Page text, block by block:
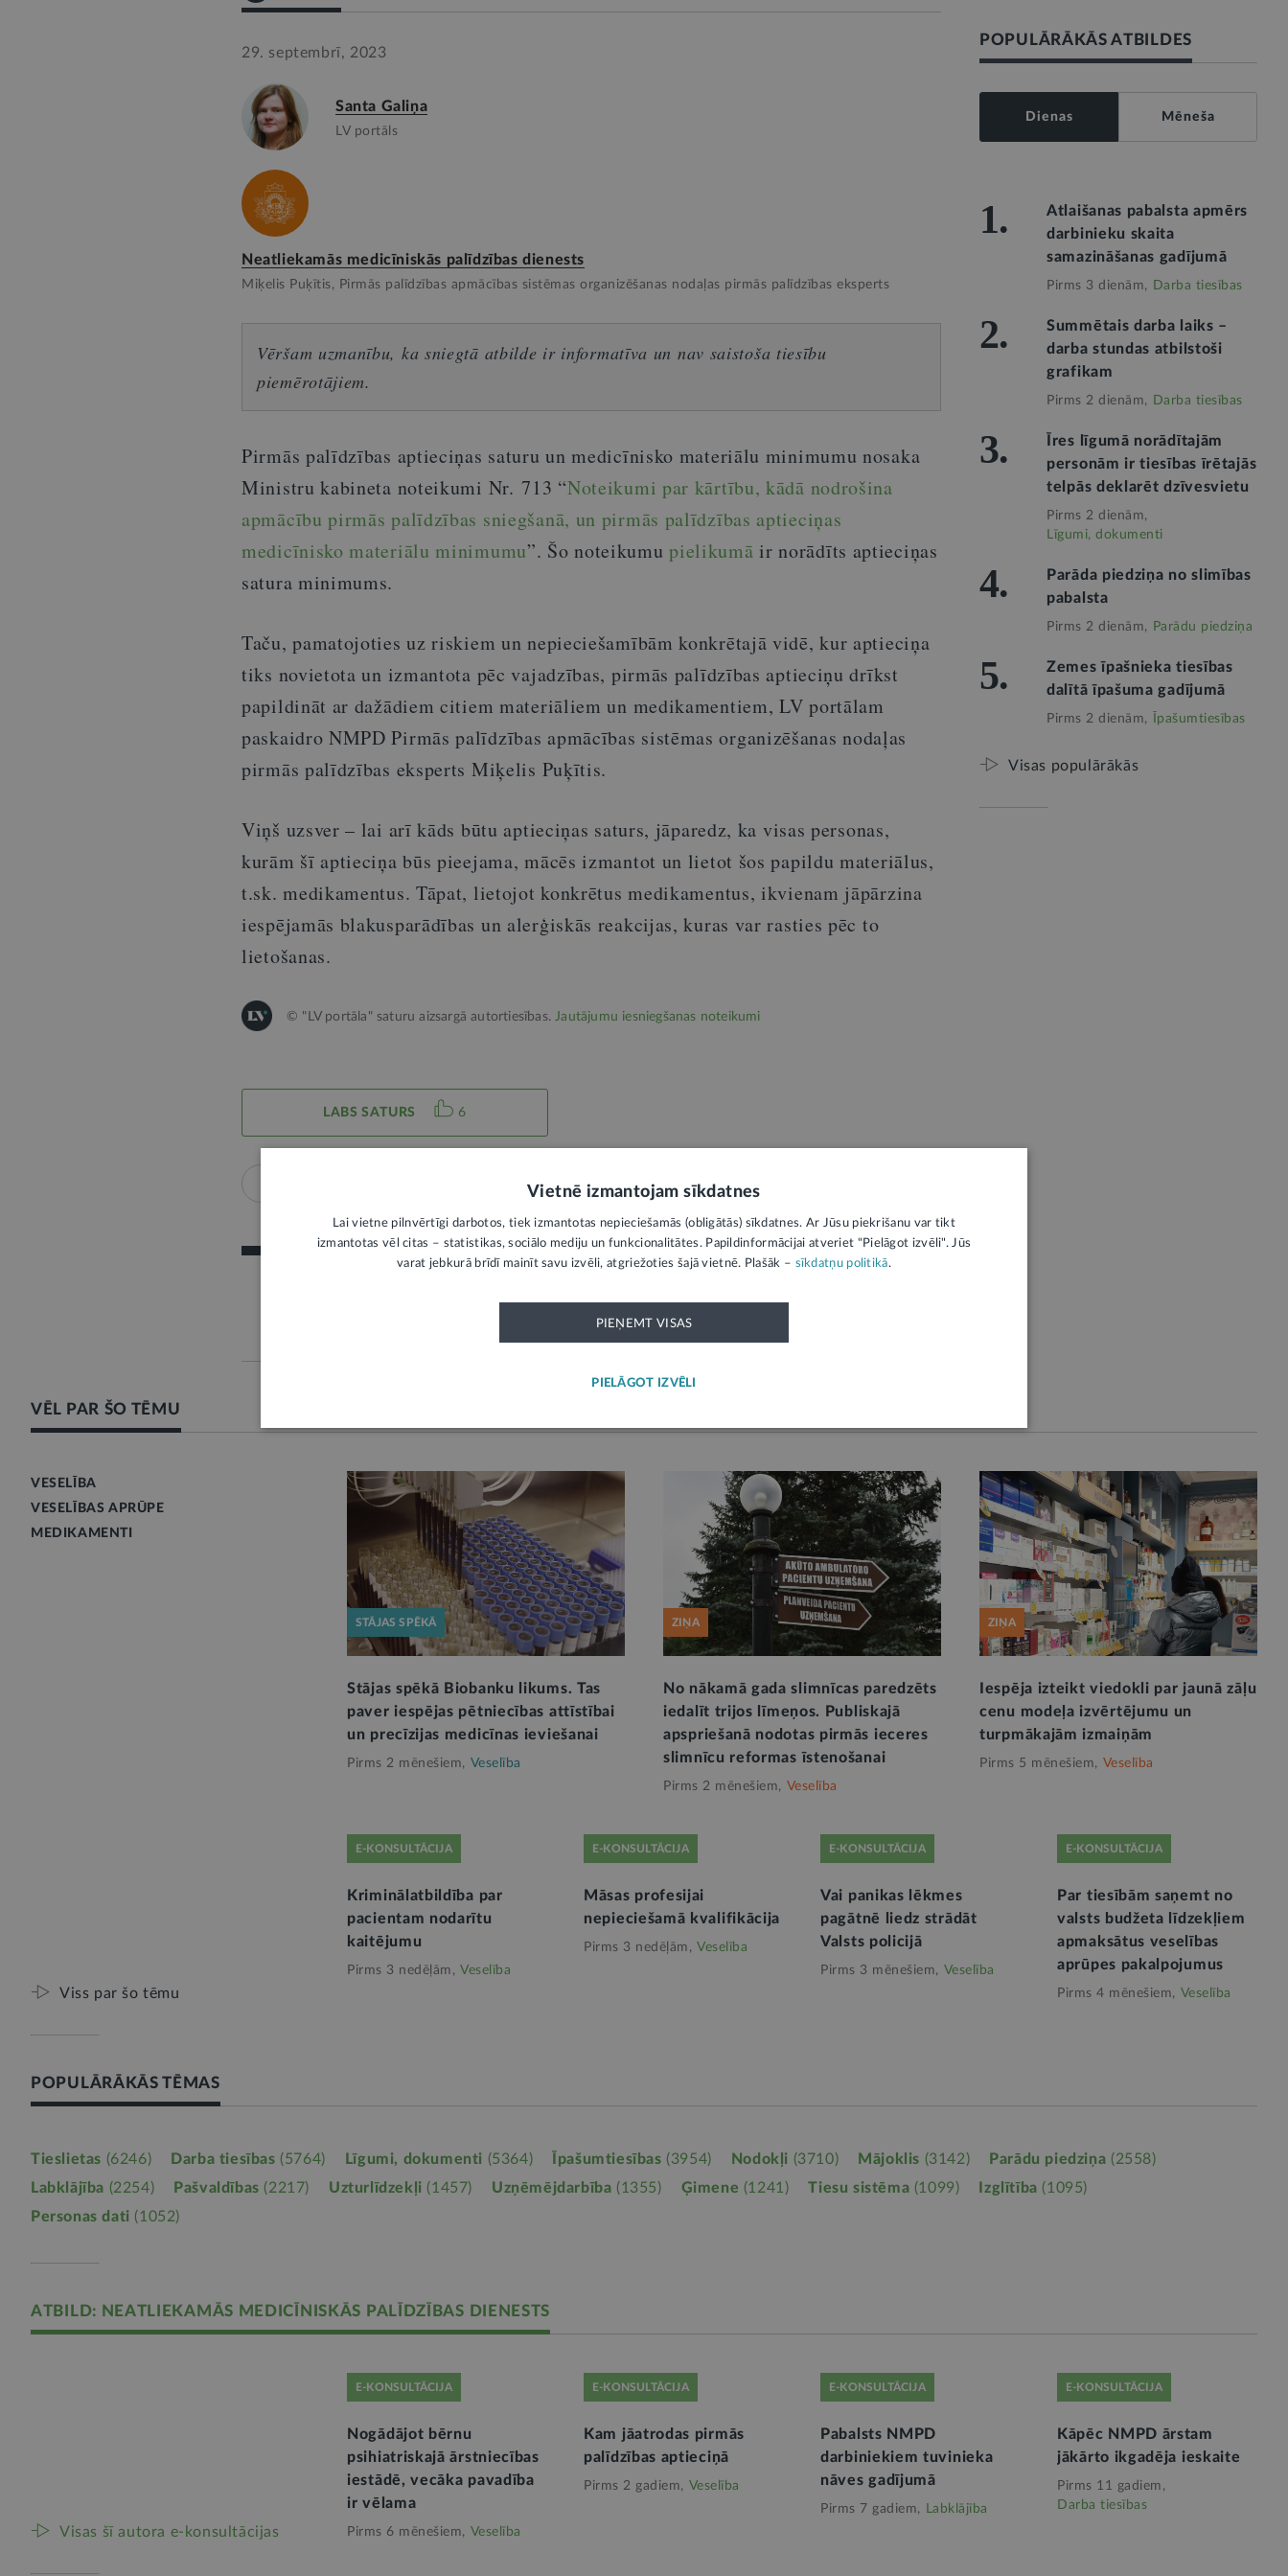
29. septembrī, 2023
Santa Galiņa
LV portāls
Neatliekamās medicīniskās palīdzības dienests
Miķelis Puķītis, Pirmās palīdzības apmācības sistēmas organizēšanas nodaļas pirmās palīdzības eksperts
Vēršam uzmanību, ka sniegtā atbilde ir informatīva un nav saistoša tiesību
piemērotājiem.
Pirmās palīdzības aptieciņas saturu un medicīnisko materiālu minimumu nosaka
Ministru kabineta noteikumi Nr. 713 “Noteikumi par kārtību, kādā nodrošina
apmācību pirmās palīdzības sniegšanā, un pirmās palīdzības aptieciņas
medicīnisko materiālu minimumu”. Šo noteikumupielikumā ir norādīts aptieciņas
satura minimums.
Taču, pamatojoties uz riskiem un nepieciešamībām konkrētajā vidē, kur aptieciņa
tiks novietota un izmantota pēc vajadzības, pirmās palīdzības aptieciņu drīkst
papildināt ar dažādiem citiem materiāliem un medikamentiem, LV portālam
paskaidro NMPD Pirmās palīdzības apmācības sistēmas organizēšanas nodaļas
pirmās palīdzības eksperts Miķelis Puķītis.
Viņš uzsver – lai arī kāds būtu aptieciņas saturs, jāparedz, ka visas personas,
kurām šī aptieciņa būs pieejama, mācēs izmantot un lietot šos papildu materiālus,
t.sk. medikamentus. Tāpat, lietojot konkrētus medikamentus, ikvienam jāpārzina
iespējamās blakusparādības un alerģiskās reakcijas, kuras var rasties pēc to
lietošanas.
© "LV portāla" saturu aizsargā autortiesības.Jautājumu iesniegšanas noteikumi
LABS SATURS 6
Medikamenti
POPULĀRĀKĀS ATBILDES
Dienas Mēneša
1.
Atlaišanas pabalsta apmērs
darbinieku skaita
samazināšanas gadījumā
Pirms 3 dienām, Darba tiesības
2.
Summētais darba laiks –
darba stundas atbilstoši
grafikam
Pirms 2 dienām, Darba tiesības
3.
Īres līgumā norādītajām
personām ir tiesības īrētajās
telpās deklarēt dzīvesvietu
Pirms 2 dienām,
Līgumi, dokumenti
4.
Parāda piedziņa no slimības
pabalsta
Pirms 2 dienām, Parādu piedziņa
5.
Zemes īpašnieka tiesības
dalītā īpašuma gadījumā
Pirms 2 dienām, Īpašumtiesības
Visas populārākās
VĒL PAR ŠO TĒMU
VESELĪBA
VESELĪBAS APRŪPE
MEDIKAMENTI
STĀJAS SPĒKĀ
Stājas spēkā Biobanku likums. Tas
paver iespējas pētniecības attīstībai
un precīzijas medicīnas ieviešanai
Pirms 2 mēnešiem, Veselība
ZIŅA
No nākamā gada slimnīcas paredzēts
iedalīt trijos līmeņos. Publiskajā
apspriešanā nodotas pirmās ieceres
slimnīcu reformas īstenošanai
Pirms 2 mēnešiem, Veselība
ZIŅA
Iespēja izteikt viedokli par jaunā zāļu
cenu modeļa izvērtējumu un
turpmākajām izmaiņām
Pirms 5 mēnešiem, Veselība
E-KONSULTĀCIJA
Kriminālatbildība par
pacientam nodarītu
kaitējumu
Pirms 3 nedēļām, Veselība
E-KONSULTĀCIJA
Māsas profesijai
nepieciešamā kvalifikācija
Pirms 3 nedēļām, Veselība
E-KONSULTĀCIJA
Vai panikas lēkmes
pagātnē liedz strādāt
Valsts policijā
Pirms 3 mēnešiem, Veselība
E-KONSULTĀCIJA
Par tiesībām saņemt no
valsts budžeta līdzekļiem
apmaksātus veselības
aprūpes pakalpojumus
Pirms 4 mēnešiem, Veselība
Viss par šo tēmu
POPULĀRĀKĀS TĒMAS
Tieslietas (6246) Darba tiesības (5764) Līgumi, dokumenti (5364) Īpašumtiesības (3954) Nodokļi (3710) Mājoklis (3142) Parādu piedziņa (2558)
Labklājība (2254) Pašvaldības (2217) Uzturlīdzekļi (1457) Uzņēmējdarbība (1355) Ģimene (1241) Tiesu sistēma (1099) Izglītība (1095)
Personas dati (1052)
ATBILD: NEATLIEKAMĀS MEDICĪNISKĀS PALĪDZĪBAS DIENESTS
E-KONSULTĀCIJA
Nogādājot bērnu
psihiatriskajā ārstniecības
iestādē, vecāka pavadība
ir vēlama
Pirms 6 mēnešiem, Veselība
E-KONSULTĀCIJA
Kam jāatrodas pirmās
palīdzības aptieciņā
Pirms 2 gadiem, Veselība
E-KONSULTĀCIJA
Pabalsts NMPD
darbiniekiem tuvinieka
nāves gadījumā
Pirms 7 gadiem, Labklājība
E-KONSULTĀCIJA
Kāpēc NMPD ārstam
jākārto ikgadēja ieskaite
Pirms 11 gadiem,
Darba tiesības
Visas šī autora e-konsultācijas
Vietnē izmantojam sīkdatnes
Lai vietne pilnvērtīgi darbotos, tiek izmantotas nepieciešamās (obligātās) sīkdatnes. Ar Jūsu piekrišanu var tikt
izmantotas vēl citas – statistikas, sociālo mediju un funkcionalitātes. Papildinformācijai atveriet "Pielāgot izvēli". Jūs
varat jebkurā brīdī mainīt savu izvēli, atgriežoties šajā vietnē. Plašāk – sīkdatņu politikā.
PIEŅEMT VISAS
PIELĀGOT IZVĒLI